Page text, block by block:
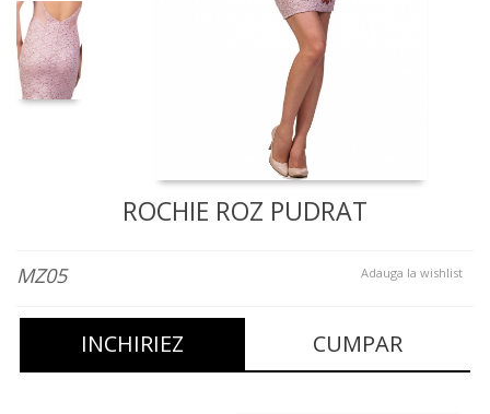
ROCHIE ROZ PUDRAT
Adauga la wishlist
MZ05
INCHIRIEZ CUMPAR